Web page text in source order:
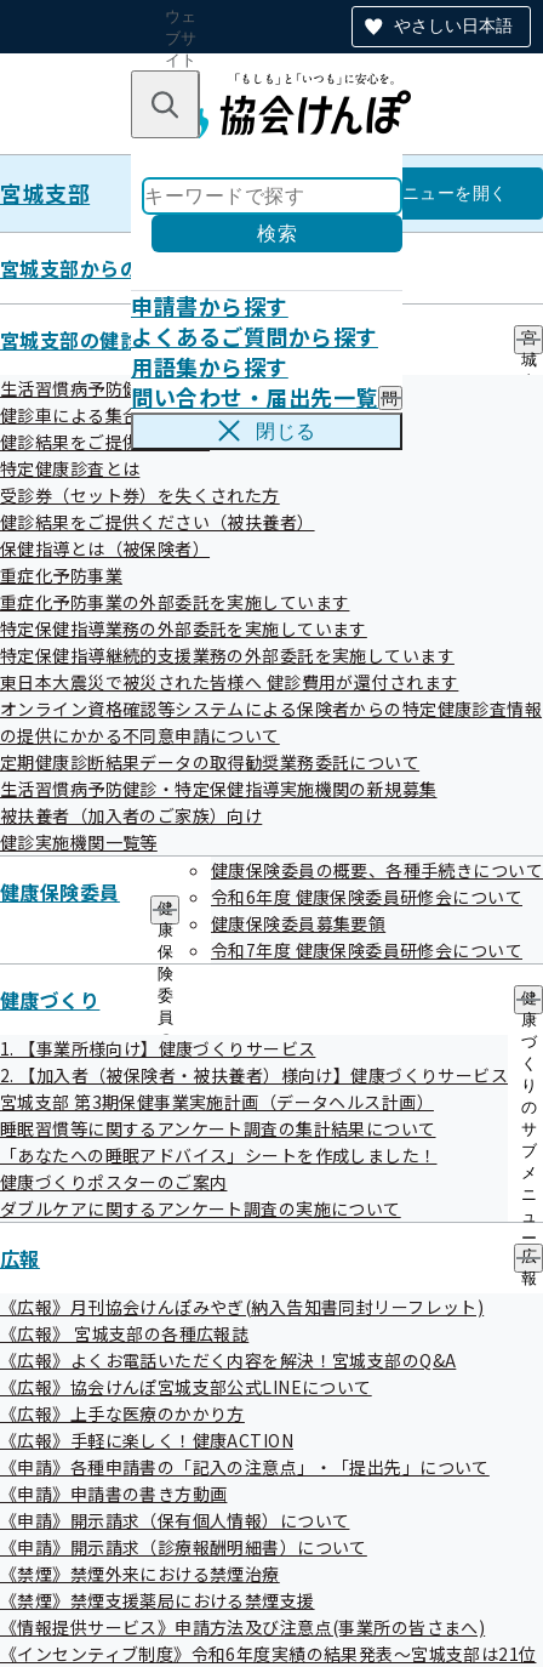
やさしい日本語
ウェ
ブサ
イト
のナ
ン
キーワードで探す
検索
申請書から探す
よくあるご質問から探す
用語集から探す
問い合わせ・届出先一覧 問
い
サ
ブ
メ
ー
閉じる
宮城支部 宮城支部
メニューを開く
宮城支部からのお知らせ
宮城支部の健診・保健指導のご案内
宮
城
サ
生活習慣病予防健診とは
健診車による集合健診
健診結果をご提供ください
特定健康診査とは
受診券（セット券）を失くされた方
健診結果をご提供ください（被扶養者）
保健指導とは（被保険者）
重症化予防事業
重症化予防事業の外部委託を実施しています
特定保健指導業務の外部委託を実施しています
特定保健指導継続的支援業務の外部委託を実施しています
東日本大震災で被災された皆様へ 健診費用が還付されます
オンライン資格確認等システムによる保険者からの特定健康診査情報
の提供にかかる不同意申請について
定期健康診断結果データの取得勧奨業務委託について
生活習慣病予防健診・特定保健指導実施機関の新規募集
被扶養者（加入者のご家族）向け
健診実施機関一覧等
健康保険委員
健
康
保
険
委
員
の
サ
ブ
メ
ニ
ュ
ー
健康保険委員の概要、各種手続きについて
令和6年度 健康保険委員研修会について
健康保険委員募集要領
令和7年度 健康保険委員研修会について
健康づくり
健
康
づ
く
り
の
サ
ブ
メ
ニ
ュ
ー
1. 【事業所様向け】健康づくりサービス
2. 【加入者（被保険者・被扶養者）様向け】健康づくりサービス
宮城支部 第3期保健事業実施計画（データヘルス計画）
睡眠習慣等に関するアンケート調査の集計結果について
「あなたへの睡眠アドバイス」シートを作成しました！
健康づくりポスターのご案内
ダブルケアに関するアンケート調査の実施について
広報
広
報
《広報》月刊協会けんぽみやぎ(納入告知書同封リーフレット)
《広報》 宮城支部の各種広報誌
《広報》よくお電話いただく内容を解決！宮城支部のQ&A
《広報》協会けんぽ宮城支部公式LINEについて
《広報》上手な医療のかかり方
《広報》手軽に楽しく！健康ACTION
《申請》各種申請書の「記入の注意点」・「提出先」について
《申請》申請書の書き方動画
《申請》開示請求（保有個人情報）について
《申請》開示請求（診療報酬明細書）について
《禁煙》禁煙外来における禁煙治療
《禁煙》禁煙支援薬局における禁煙支援
《情報提供サービス》申請方法及び注意点(事業所の皆さまへ)
《インセンティブ制度》令和6年度実績の結果発表～宮城支部は21位
評議会
目次
評議会・評議員とは
最新5件
アーカイブ
評議会・評議員とは
全国健康保険協会では、都道府県ごとの実情に応じた業務の
適正な運営に資するため、各支部に評議会を設け、次のよう
な事項について、評議員の方々からご意見をうかがうことと
なっております。
毎事業年度の事業計画並びに予算及び決算のうち当該
支部にかかる事項
当該支部の都道府県単位保険料率の変更にかかる事項
評議員
宮城支部の評議員は、定款の定めに基づき、宮城県に所在す
る適用事業所の事業主・被保険者・学識経験を有する者から
各同数を委嘱して9名で構成することとしております。
宮城支部評議会 評議員名簿